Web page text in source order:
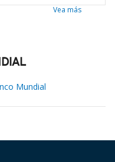
Vea más
Mundial